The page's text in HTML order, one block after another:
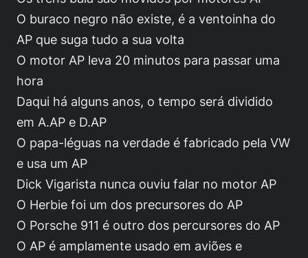
O buraco negro não existe, é a ventoinha do
AP que suga tudo a sua volta
O motor AP leva 20 minutos para passar uma
hora
Daqui há alguns anos, o tempo será dividido
em A.AP e D.AP
O papa-léguas na verdade é fabricado pela VW
e usa um AP
Dick Vigarista nunca ouviu falar no motor AP
O Herbie foi um dos precursores do AP
O Porsche 911 é outro dos percursores do AP
O AP é amplamente usado em aviões e